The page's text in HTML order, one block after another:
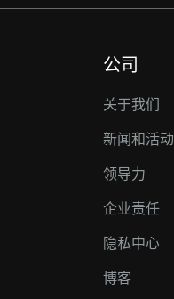
公司
关于我们
新闻和活动
领导力
企业责任
隐私中心
博客